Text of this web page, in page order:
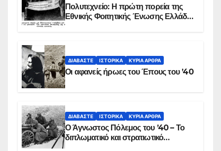
Πολυτεχνείο: Η πρώτη πορεία της
Εθνικής Φοιτητικής Ένωσης Ελλάδος
ΔΙΑΒΆΣΤΕ ΙΣΤΟΡΙΚΆ ΚΥΡΙΑ ΑΡΘΡΑ
Οι αφανείς ήρωες του Έπους του ’40
ΔΙΑΒΆΣΤΕ ΙΣΤΟΡΙΚΆ ΚΥΡΙΑ ΑΡΘΡΑ
Ο Άγνωστος Πόλεμος του ’40 – Το
διπλωματικό και στρατιωτικό